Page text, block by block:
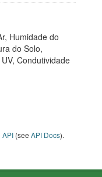
Humidade do
do Solo,
Condutividade
API (see API Docs).